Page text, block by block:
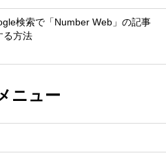
検索で「Number Web」の記事
る方法
ニュー